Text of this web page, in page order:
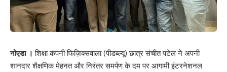
नोएडा । शिक्षा कंपनी फिज़िक्सवाला (पीडब्ल्यू) छात्र संचीत पटेल ने अपनी
शानदार शैक्षणिक मेहनत और निरंतर समर्पण के दम पर आगामी इंटरनेशनल